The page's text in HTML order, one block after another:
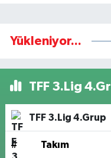
Yükleniyor...
TFF 3.Lig
TFF 3.Lig 4.Grup
# Takım